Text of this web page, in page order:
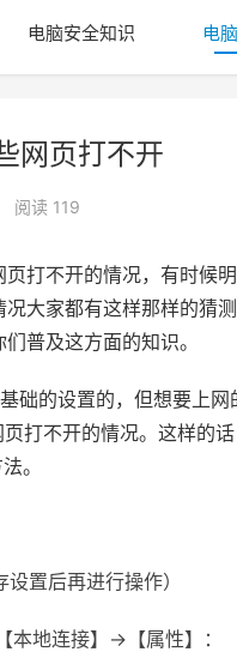
电脑安全知识 电
网页打不开
阅读 119
打不开的情况，有时候
大家都有这样那样的猜
普及这方面的知识。
础的设置的，但想要上网
打不开的情况。这样的
。
置后再进行操作）
地连接】→【属性】：